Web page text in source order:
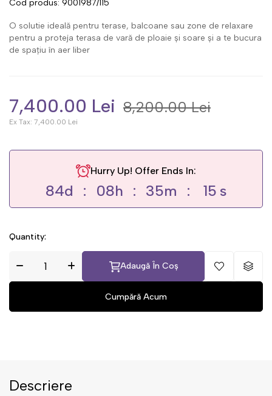
Cod produs: 9001987/115
O solutie ideală pentru terase, balcoane sau zone de relaxare
pentru a proteja terasa de vară de ploaie și soare și a te bucura
de spațiu în aer liber
7,400.00 Lei 8,200.00 Lei
Ex Tax: 7,400.00 Lei
Hurry Up! Offer Ends In:
84d 08h 35m 14 s
Quantity:
Adaugă În Coș
Descriere